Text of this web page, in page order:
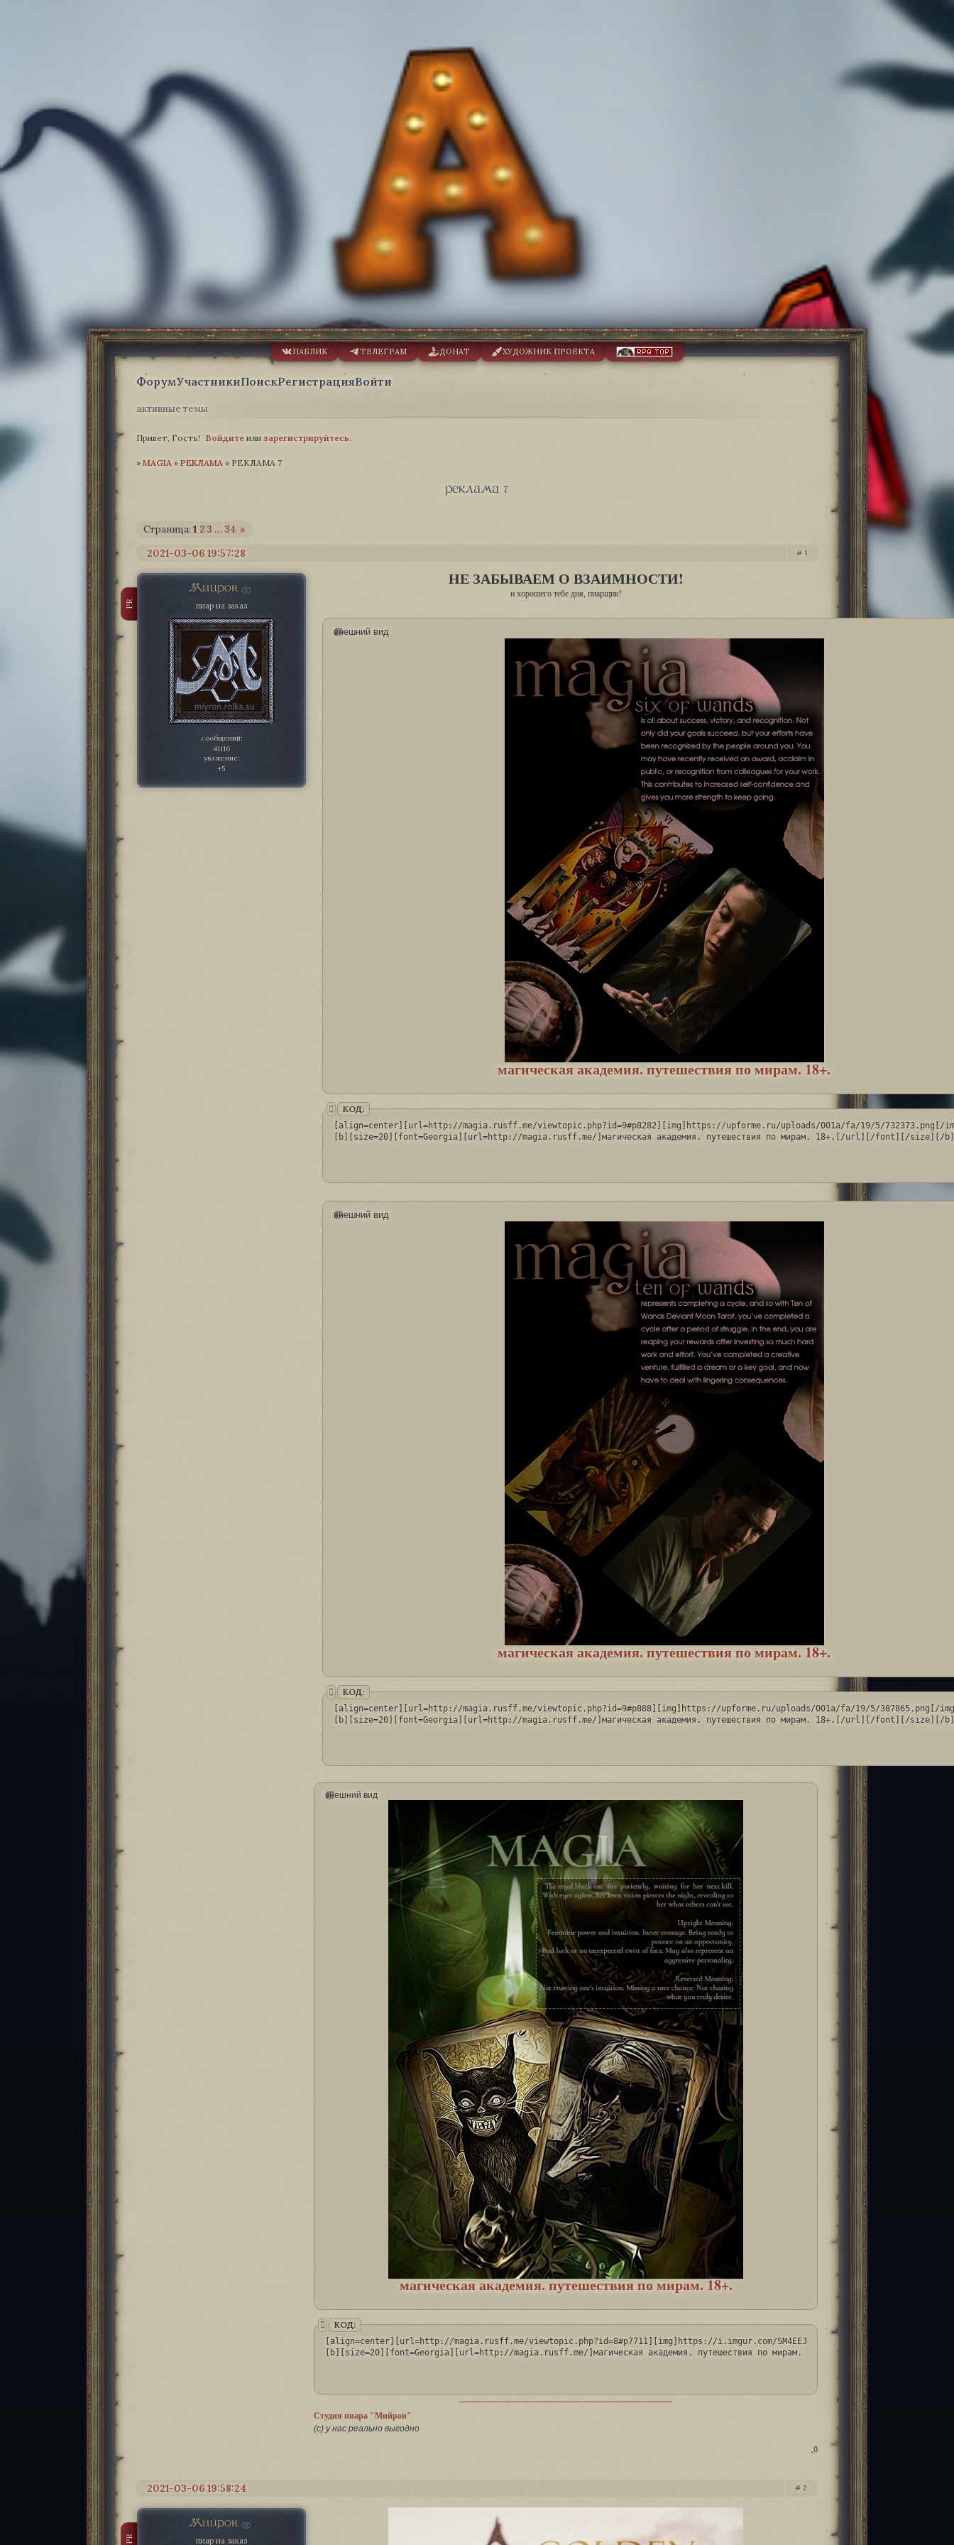
ФорумУчастникиПоискРегистрацияВойти
активные темы
ПАБЛИК ТЕЛЕГРАМ ДОНАТ ХУДОЖНИК ПРОЕКТА
Привет, Гость! Войдите или зарегистрируйтесь.
» MAGIA­ » РЕКЛАМА » РЕКЛАМА 7
реклама 7
Страница: 1 2 3 … 34 »
1
2021-03-06 19:57:28
Мийрон
PR пиар на заказ
сообщений:
41116
уважение:
+5
НЕ ЗАБЫВАЕМ О ВЗАИМНОСТИ!
и хорошего тебе дня, пиарщик!
внешний вид
магическая академия. путешествия по мирам. 18+.
КОД:
[align=center][url=http://magia.rusff.me/viewtopic.php?id=9#p8282][img]https://upforme.ru/uploads/001a/fa/19/5/
[b][size=20][font=Georgia][url=http://magia.rusff.me/]магическая академия. путешествия по мирам. 18+.[/url][/font][/
внешний вид
магическая академия. путешествия по мирам. 18+.
КОД:
[align=center][url=http://magia.rusff.me/viewtopic.php?id=9#p888][img]https://upforme.ru/uploads/001a/fa/19/5/387865.png[/
[b][size=20][font=Georgia][url=http://magia.rusff.me/]магическая академия. путешествия по мирам. 18+.[/url][/font][/
внешний вид
магическая академия. путешествия по мирам. 18+.
КОД:
[align=center][url=http://magia.rusff.me/viewtopic.php?id=8#p7711][img]https://i.imgur.com/SM4EEJ9.gif[/img][/url]
[b][size=20][font=Georgia][url=http://magia.rusff.me/]магическая академия. путешествия по мирам. 18+.[/url][/font][/size][/
Студия пиара "Мийрон"
(с) у нас реально выгодно
0
2
2021-03-06 19:58:24
Мийрон
PR пиар на заказ